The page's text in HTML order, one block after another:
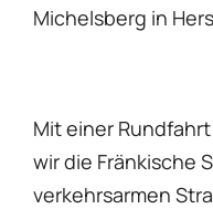
Michelsberg in
Mit einer
wir die Fränkische
verkehrsarmen